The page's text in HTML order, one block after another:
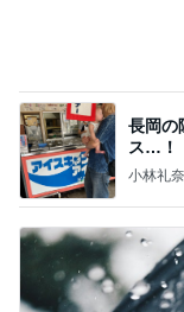
長岡の
ス…！
小林礼